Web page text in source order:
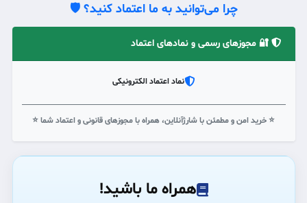
چرا می‌توانید به ما اعتماد کنید؟ 🛡️
🔐 مجوزهای رسمی و نمادهای اعتماد
نماد اعتماد الکترونیکی
⭐ خرید امن و مطمئن با شارژآنلاین، همراه با مجوزهای قانونی و اعتماد شما ⭐
همراه ما باشید!